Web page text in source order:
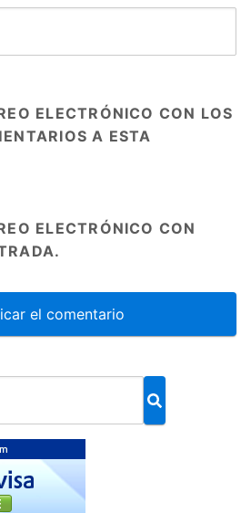
ELECTRÓNICO CON LOS
A ESTA
ELECTRÓNICO CON